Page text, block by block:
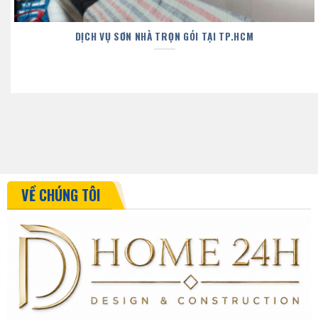
DỊCH VỤ SƠN NHÀ TRỌN GÓI TẠI TP.HCM
VỀ CHÚNG TÔI